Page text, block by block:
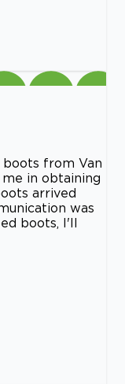
from Van
in obtaining
arrived
was
boots, I'll